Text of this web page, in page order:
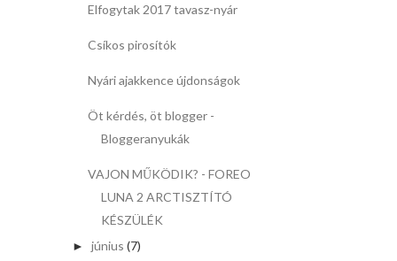
Elfogytak 2017 tavasz-nyár
Csíkos pirosítók
Nyári ajakkence újdonságok
Öt kérdés, öt blogger -
Bloggeranyukák
VAJON MŰKÖDIK? - FOREO
LUNA 2 ARCTISZTÍTÓ
KÉSZÜLÉK
► június (7)